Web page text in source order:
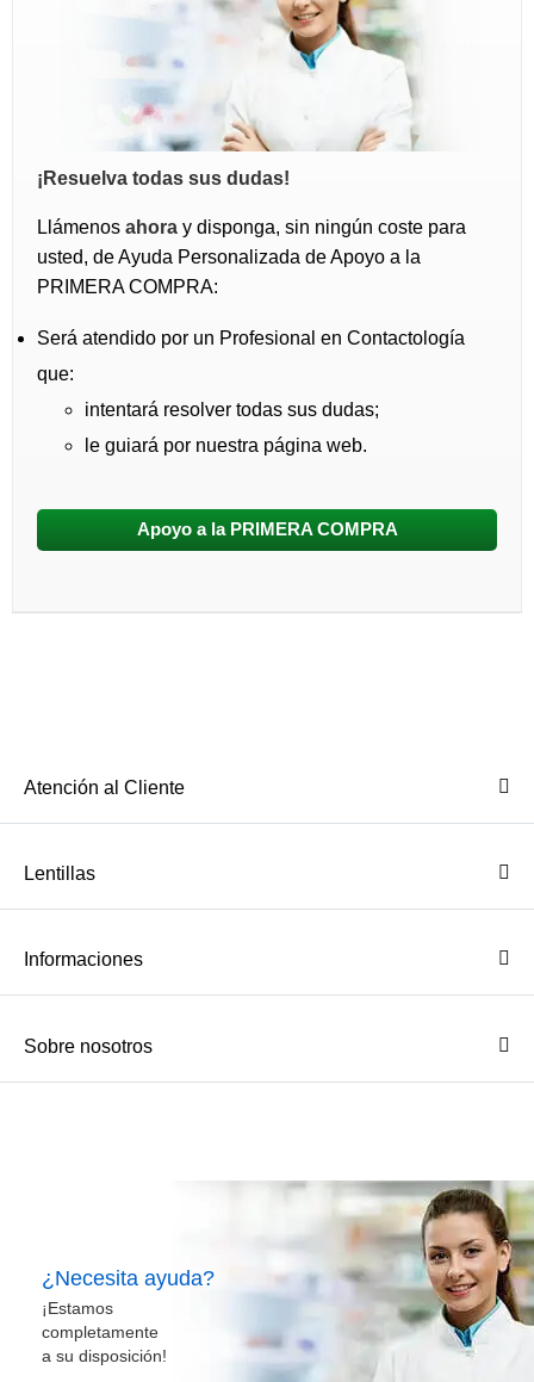
¡Resuelva todas sus dudas!
Llámenos ahora y disponga, sin ningún coste para
usted, de Ayuda Personalizada de Apoyo a la
PRIMERA COMPRA:
Será atendido por un Profesional en Contactología
que:
intentará resolver todas sus dudas;
le guiará por nuestra página web.
Apoyo a la PRIMERA COMPRA
Atención al Cliente
Lentillas
Informaciones
Sobre nosotros
¿Necesita ayuda?
¡Estamos
completamente
a su disposición!